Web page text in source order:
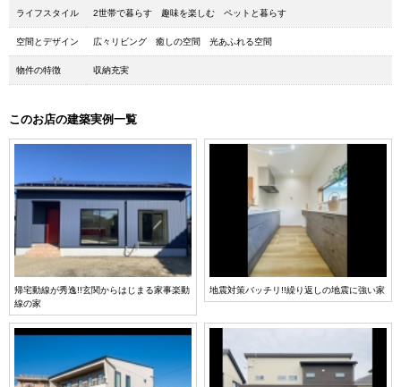
ライフスタイル 2世帯で暮らす 趣味を楽しむ ペットと暮らす
空間とデザイン 広々リビング 癒しの空間 光あふれる空間
物件の特徴 収納充実
このお店の建築実例一覧
帰宅動線が秀逸!!玄関からはじまる家事楽動
線の家
地震対策バッチリ!!繰り返しの地震に強い家